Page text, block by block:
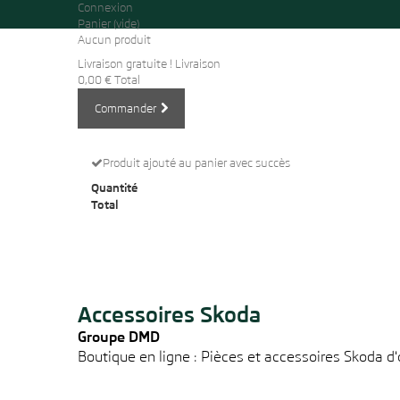
Connexion
Panier (vide)
Aucun produit
Livraison gratuite ! Livraison
0,00 € Total
Commander
Produit ajouté au panier avec succès
Quantité
Total
Accessoires Skoda
Groupe DMD
Boutique en ligne : Pièces et accessoires Skoda